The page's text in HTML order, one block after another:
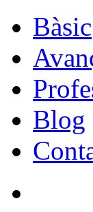
Bàsic
Blog